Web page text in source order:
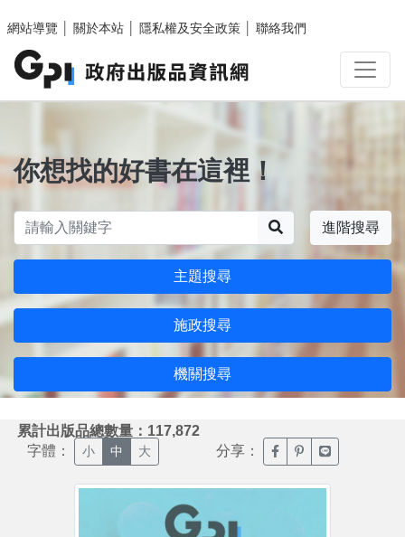
網站導覽
關於本站 隱私權及安全政策 聯絡我們
你想找的好書在這裡！
進階搜尋
主題搜尋
施政搜尋
機關搜尋
累計出版品總數量：117,872
字體： 小 中 大 分享： 臉書分享(另開新視窗)
噗浪分享(另開新
Line分享(另